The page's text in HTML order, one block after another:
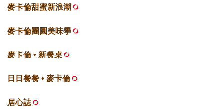
麥卡倫甜蜜新浪潮
麥卡倫團圓美味學
麥卡倫 • 新餐桌
日日餐餐 • 麥卡倫
居心誌